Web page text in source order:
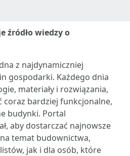
źródło wiedzy o
z najdynamiczniej
gospodarki. Każdego dnia
materiały i rozwiązania,
bardziej funkcjonalne,
budynki. Portal
aby dostarczać najnowsze
temat budownictwa,
jak i dla osób, które